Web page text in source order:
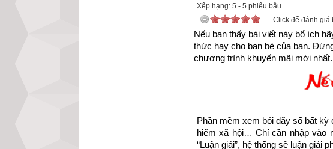
Như vậy chúng ta đang sống
suy đồi, bại hoại đến cùng cực,
Xếp hạng: 5 - 5 phiếu bầu
Click để đánh giá
Nếu bạn thấy bài viết này bổ ích
thức hay cho bạn bè của bạn.
chương trình khuyến mãi mới
Phần mềm xem bói dãy số bất kỳ
hiểm xã hội… Chỉ cần nhập vào
“Luận giải”, hệ thống sẽ luận giải